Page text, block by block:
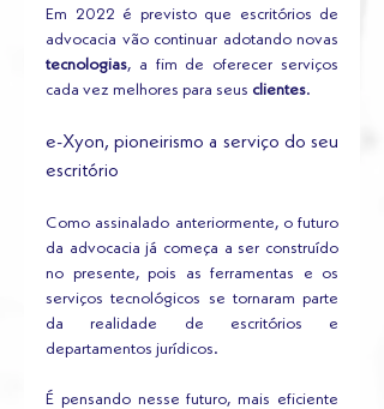
Em 2022 é previsto que escritórios de
tecnologias, a fim de oferecer serviços
cada vez melhores para seus clientes.
e-Xyon, pioneirismo a serviço do seu
escritório
Como assinalado anteriormente, o futuro
da advocacia já começa a ser construído
no presente, pois as ferramentas e os
serviços tecnológicos se tornaram parte
da realidade de escritórios e
departamentos jurídicos.
É pensando nesse futuro, mais eficiente